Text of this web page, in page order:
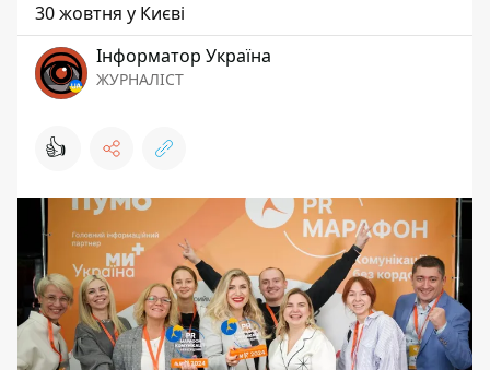
30 жовтня у Києві
Інформатор Україна
ЖУРНАЛІСТ
👍